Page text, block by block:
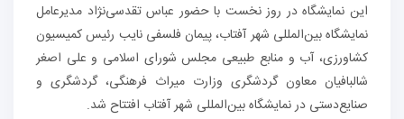
این نمایشگاه در روز نخست با حضور عباس تقدسی‌نژاد مدیرعامل
نمایشگاه بین‌المللی شهر آفتاب، پیمان فلسفی نایب رئیس کمیسیون
کشاورزی، آب و منابع طبیعی مجلس شورای اسلامی و علی اصغر
شالبافیان معاون گردشگری وزارت میراث فرهنگی، گردشگری و
صنایع‌دستی در نمایشگاه بین‌المللی شهر آفتاب افتتاح شد.